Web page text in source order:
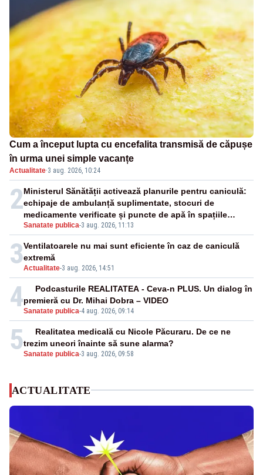
Cum a început lupta cu encefalita transmisă de căpușe
în urma unei simple vacanțe
Actualitate·3 aug. 2026, 10:24
2
Sanatate publica-3 aug. 2026, 11:13
Ministerul Sănătății activează planurile pentru caniculă:
echipaje de ambulanță suplimentate, stocuri de
medicamente verificate și puncte de apă în spațiile
publice
3Actualitate-3 aug. 2026, 14:51
Ventilatoarele nu mai sunt eficiente în caz de caniculă
extremă
4Sanatate publica-4 aug. 2026, 09:14
Podcasturile REALITATEA - Ceva-n PLUS. Un dialog în
premieră cu Dr. Mihai Dobra – VIDEO
5Sanatate publica-3 aug. 2026, 09:58
Realitatea medicală cu Nicole Păcuraru. De ce ne
trezim uneori înainte să sune alarma?
ACTUALITATE